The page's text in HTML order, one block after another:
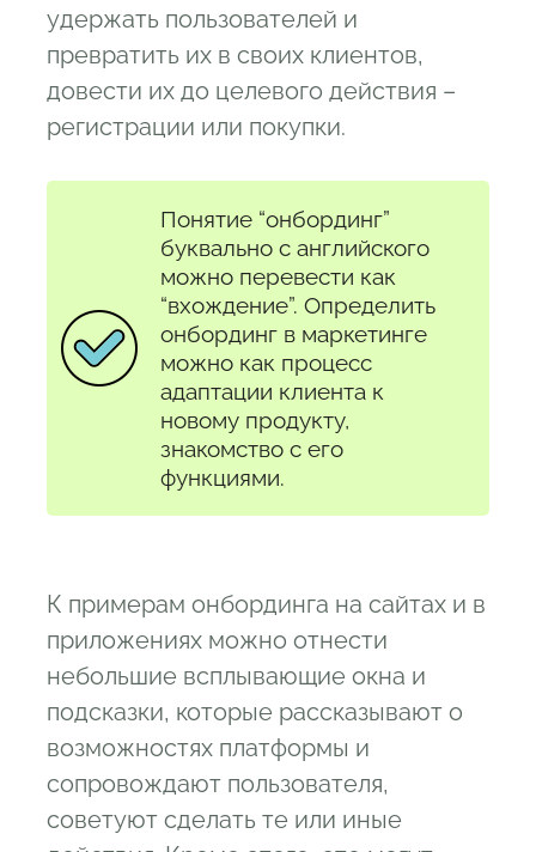
удержать пользователей и
превратить их в своих клиентов,
довести их до целевого действия –
регистрации или покупки.
Понятие “онбординг”
буквально с английского
можно перевести как
“вхождение”. Определить
онбординг в маркетинге
можно как процесс
адаптации клиента к
новому продукту,
знакомство с его
функциями.
К примерам онбординга на сайтах и в
приложениях можно отнести
небольшие всплывающие окна и
подсказки, которые рассказывают о
возможностях платформы и
сопровождают пользователя,
советуют сделать те или иные